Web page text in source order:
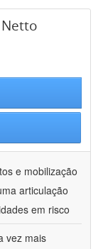
e mobilização
articulação
em risco
vez mais